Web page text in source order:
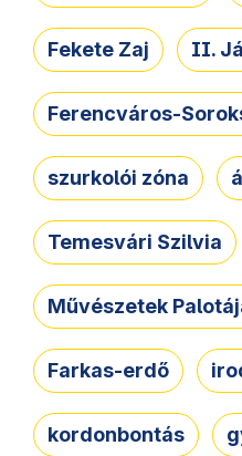
Fekete Zaj II.
Ferencváros-
szurkolói zóna
Temesvári Szilvia
Művészetek
Farkas-erdő
kordonbontás